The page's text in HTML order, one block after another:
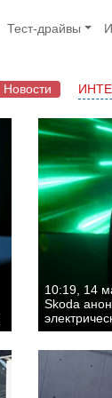
Тест-драйвы
Новости
10:19, 14
Skoda